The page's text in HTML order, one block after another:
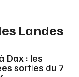
Landes
Dax : les
sorties du 7